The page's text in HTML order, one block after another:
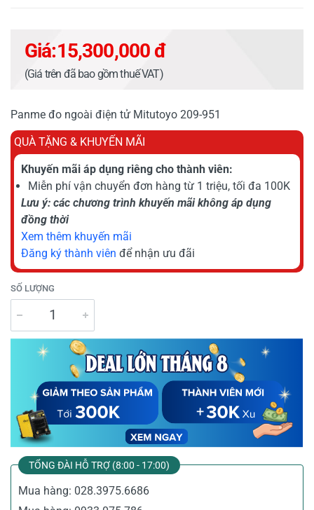
Giá:15,300,000 đ
(Giá trên đã bao gồm thuế VAT)
Panme đo ngoài điện tử Mitutoyo 209-951
QUÀ TẶNG & KHUYẾN MÃI
Khuyến mãi áp dụng riêng cho thành viên:
Miễn phí vận chuyển đơn hàng từ 1 triệu, tối đa 100K
Lưu ý: các chương trình khuyến mãi không áp dụng
đồng thời
Xem thêm khuyến mãi
Đăng ký thành viên để nhận ưu đãi
SỐ LƯỢNG
TỔNG ĐÀI HỖ TRỢ (8:00 - 17:00)
Mua hàng: 028.3975.6686